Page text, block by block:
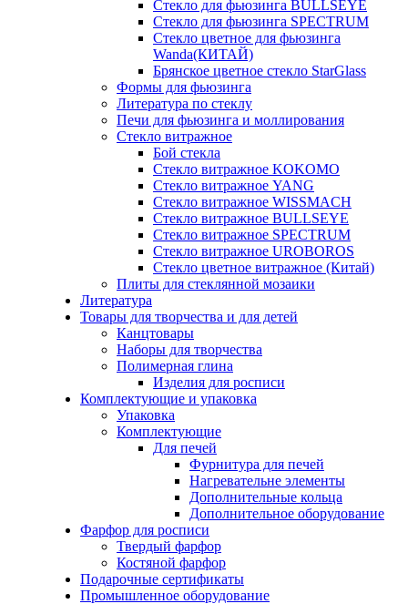
Стекло для фьюзинга BULLSEYE
Стекло для фьюзинга SPECTRUM
Стекло цветное для фьюзинга
Wanda(КИТАЙ)
Брянское цветное стекло StarGlass
Формы для фьюзинга
Литература по стеклу
Печи для фьюзинга и моллирования
Стекло витражное
Бой стекла
Стекло витражное KOKOMO
Стекло витражное YANG
Стекло витражное WISSMACH
Стекло витражное BULLSEYE
Стекло витражное SPECTRUM
Стекло витражное UROBOROS
Стекло цветное витражное (Китай)
Плиты для стеклянной мозаики
Литература
Товары для творчества и для детей
Канцтовары
Наборы для творчества
Полимерная глина
Изделия для росписи
Комплектующие и упаковка
Упаковка
Комплектующие
Для печей
Фурнитура для печей
Нагревательне элементы
Дополнительные кольца
Дополнительное оборудование
Фарфор для росписи
Твердый фарфор
Костяной фарфор
Подарочные сертификаты
Промышленное оборудование